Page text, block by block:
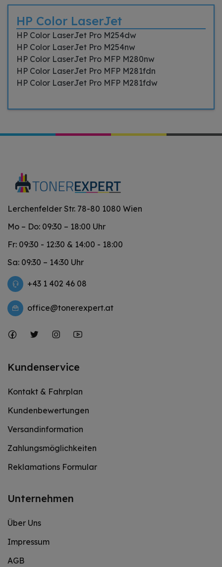
HP Color LaserJet
HP Color LaserJet Pro M254dw
HP Color LaserJet Pro M254nw
HP Color LaserJet Pro MFP M280nw
HP Color LaserJet Pro MFP M281fdn
HP Color LaserJet Pro MFP M281fdw
Lerchenfelder Str. 78-80 1080 Wien
Mo – Do: 09:30 – 18:00 Uhr
Fr: 09:30 - 12:30 & 14:00 - 18:00
Sa: 09:30 – 14:30 Uhr
+43 1 402 46 08
office@tonerexpert.at
Kundenservice
Kontakt & Fahrplan
Kundenbewertungen
Versandinformation
Zahlungsmöglichkeiten
Reklamations Formular
Unternehmen
Über Uns
Impressum
AGB